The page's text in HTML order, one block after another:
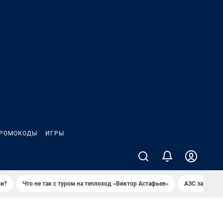
ИГРЫ
Что не так с туром на теплоход «Виктор Астафьев» AЗС